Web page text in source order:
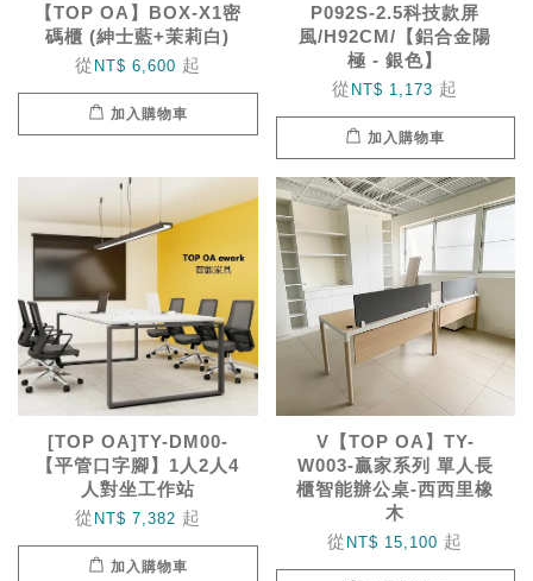
【TOP OA】BOX-X1密
碼櫃 (紳士藍+茉莉白)
從 NT$ 6,600 起
加入購物車
P092S-2.5科技款屏
風/H92CM/【鋁合金陽
極 - 銀色】
從 NT$ 1,173 起
加入購物車
[TOP OA]TY-DM00-
【平管口字腳】1人2人4
人對坐工作站
從 NT$ 7,382 起
加入購物車
V【TOP OA】TY-
W003-贏家系列 單人長
櫃智能辦公桌-西西里橡
木
從 NT$ 15,100 起